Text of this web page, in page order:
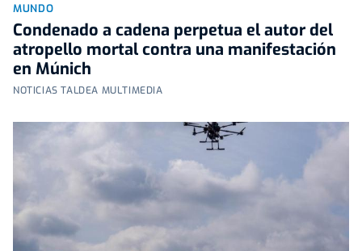
MUNDO
Condenado a cadena perpetua el autor del
atropello mortal contra una manifestación
en Múnich
NOTICIAS TALDEA MULTIMEDIA